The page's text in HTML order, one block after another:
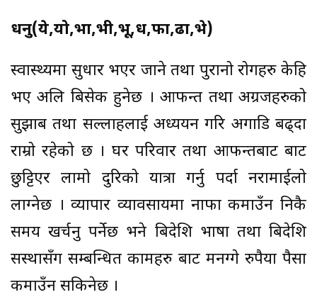
धनु(ये,यो,भा,भी,भू,ध,फा,ढा,भे)
स्वास्थ्यमा सुधार भएर जाने तथा पुरानो रोगहरु केहि
भए अलि बिसेक हुनेछ । आफन्त तथा अग्रजहरुको
सुझाब तथा सल्लाहलाई अध्ययन गरि अगाडि बढ्दा
राम्रो रहेको छ । घर परिवार तथा आफन्तबाट बाट
छुट्टिएर लामो दुरिको यात्रा गर्नु पर्दा नरामाईलो
लाग्नेछ । व्यापार व्यावसायमा नाफा कमाउँन निकै
समय खर्चनु पर्नेछ भने बिदेशि भाषा तथा बिदेशि
सस्थासँग सम्बन्धित कामहरु बाट मनग्गे रुपैया पैसा
कमाउँन सकिनेछ ।